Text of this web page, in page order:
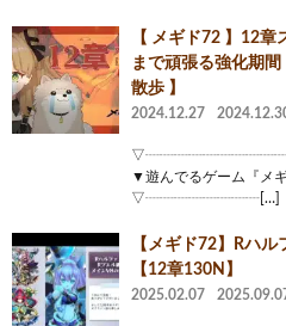
【 メギド72 】12
まで頑張る強化期
散歩 】
2024.12.27
▼遊んでるゲーム『メ
▽┈┈┈┈┈┈┈┈[…]
【メギド72】Rハ
【12章130N】
2025.02.07